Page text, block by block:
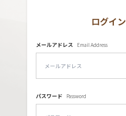
ログイン
メールアドレス Email Address
パスワード Password